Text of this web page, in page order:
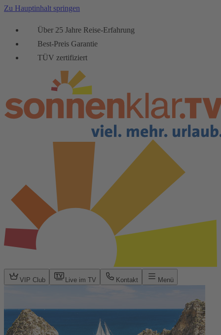
Zu Hauptinhalt springen
Über 25 Jahre Reise-Erfahrung
Best-Preis Garantie
TÜV zertifiziert
VIP Club Live im TV Kontakt Menü